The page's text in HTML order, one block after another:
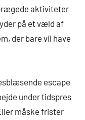
aktiviteter
på et væld af
der bare vil have
escape
under tidspres
måske frister